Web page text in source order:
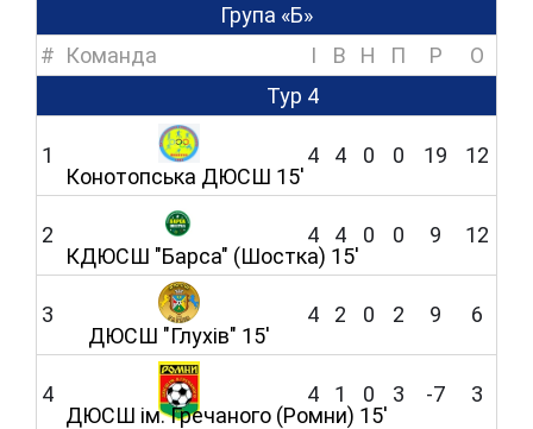
Група «Б»
# Команда I В Н П Р
O
Тур 4
1
Конотопська ДЮСШ 15'
4 4 0 0 19 12
2
КДЮСШ "Барса" (Шостка) 15'
4 4 0 0 9 12
3
ДЮСШ "Глухів" 15'
4 2 0 2 9 6
4
ДЮСШ ім. Гречаного (Ромни) 15'
4 1 0 3 -7 3